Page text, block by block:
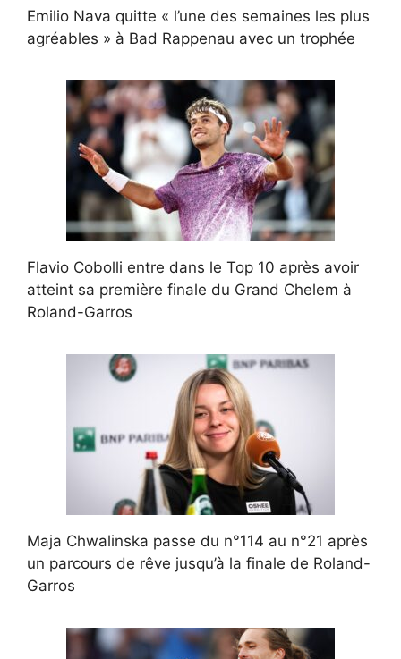
Emilio Nava quitte « l’une des semaines les plus
agréables » à Bad Rappenau avec un trophée
Flavio Cobolli entre dans le Top 10 après avoir
atteint sa première finale du Grand Chelem à
Roland-Garros
Maja Chwalinska passe du n°114 au n°21 après
un parcours de rêve jusqu’à la finale de Roland-
Garros